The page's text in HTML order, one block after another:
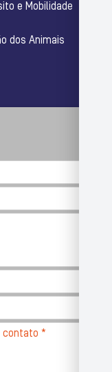
e Mobilidade
dos Animais